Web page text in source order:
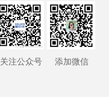
关注公众号 添加微信